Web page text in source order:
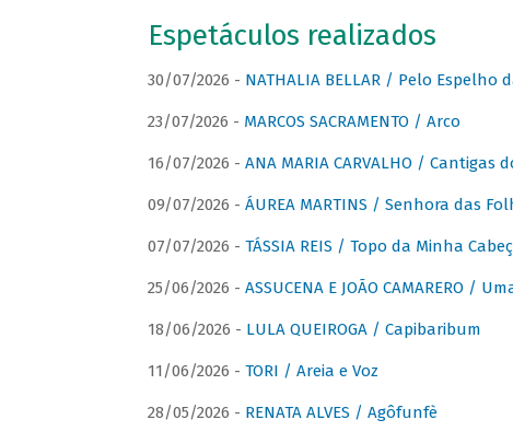
Espetáculos realizados
30/07/2026 - NATHALIA BELLAR / Pelo Espelho
23/07/2026 - MARCOS SACRAMENTO / Arco
16/07/2026 - ANA MARIA CARVALHO / Cantigas
09/07/2026 - ÁUREA MARTINS / Senhora das
07/07/2026 - TÁSSIA REIS / Topo da Minha
25/06/2026 - ASSUCENA E JOÃO CAMARERO /
18/06/2026 - LULA QUEIROGA / Capibaribum
11/06/2026 - TORI / Areia e Voz
28/05/2026 - RENATA ALVES / Agôfunfè